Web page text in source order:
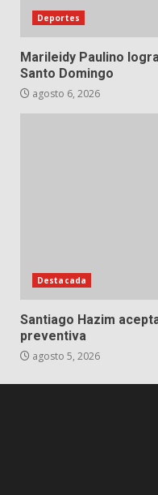
Deportes
Marileidy Paulino
Santo Domingo
agosto 6, 2026
Destacada
Santiago Hazim
preventiva
agosto 5, 2026